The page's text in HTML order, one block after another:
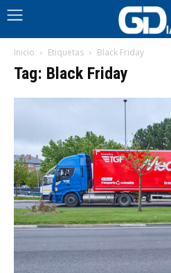
Inicio Etiquetas Black Friday
Tag: Black Friday